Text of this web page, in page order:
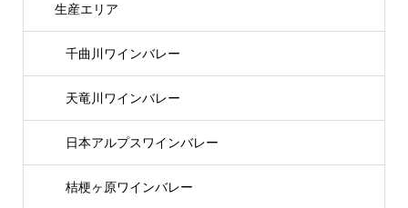
生産エリア
千曲川ワインバレー
天竜川ワインバレー
日本アルプスワインバレー
桔梗ヶ原ワインバレー